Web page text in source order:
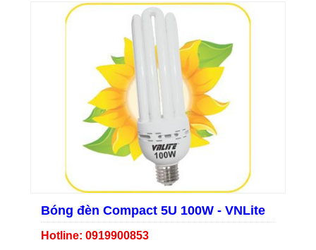
Bóng đèn Compact 5U 100W - VNLite
Hotline: 0919900853